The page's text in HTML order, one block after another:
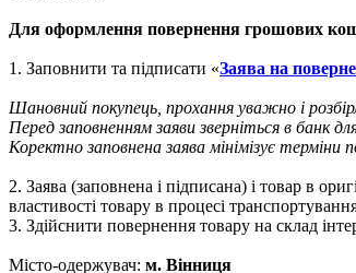
Для оформлення повернення грошових
1. Заповнити та підписати «Заява на
Шановний покупець, прохання уважно і
Перед заповненням заяви зверніться в банк
Коректно заповнена заява мінімізує терміни
2. Заява (заповнена і підписана) і товар в
властивості товару в процесі
3. Здійснити повернення товару на склад
Місто-одержувач: м. Вiнниця